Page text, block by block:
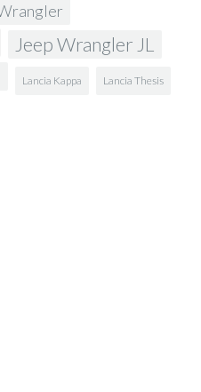
Jeep Wrangler JL
Lancia Kappa Lancia Thesis